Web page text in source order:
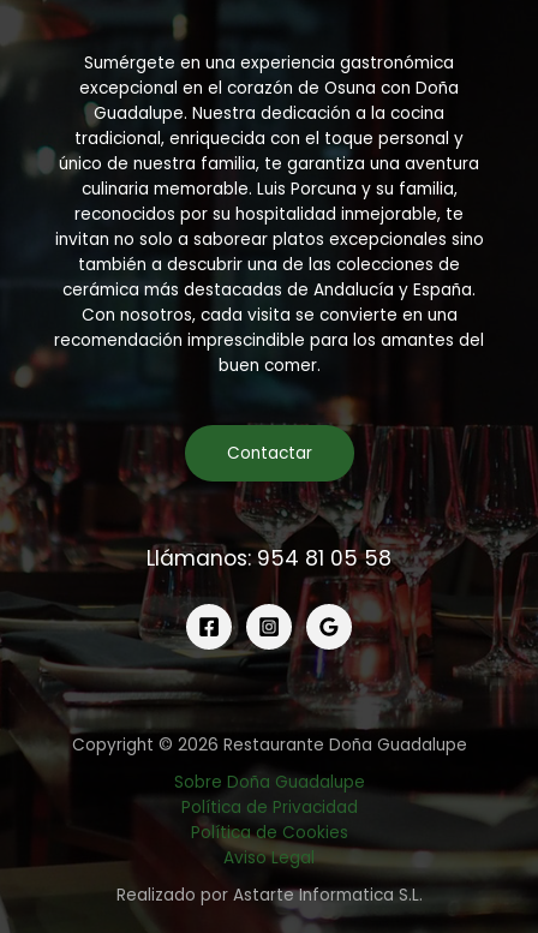
Sumérgete en una experiencia gastronómica
excepcional en el corazón de Osuna con Doña
Guadalupe. Nuestra dedicación a la cocina
tradicional, enriquecida con el toque personal y
único de nuestra familia, te garantiza una aventura
culinaria memorable. Luis Porcuna y su familia,
reconocidos por su hospitalidad inmejorable, te
invitan no solo a saborear platos excepcionales sino
también a descubrir una de las colecciones de
cerámica más destacadas de Andalucía y España.
Con nosotros, cada visita se convierte en una
recomendación imprescindible para los amantes del
buen comer.
Contactar
Llámanos: 954 81 05 58
Copyright © 2026 Restaurante Doña Guadalupe
Sobre Doña Guadalupe
Política de Privacidad
Política de Cookies
Aviso Legal
Realizado por Astarte Informatica S.L.